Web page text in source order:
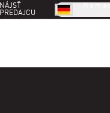
NÁJSŤ
PREDAJCU